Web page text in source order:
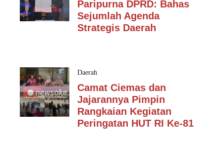
Paripurna DPRD: Bahas
Sejumlah Agenda
Strategis Daerah
Daerah
Camat Ciemas dan
Jajarannya Pimpin
Rangkaian Kegiatan
Peringatan HUT RI Ke-81